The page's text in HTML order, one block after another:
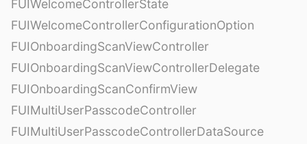
FUIWelcomeControllerState
FUIWelcomeControllerConfigurationOption
FUIOnboardingScanViewController
FUIOnboardingScanViewControllerDelegate
FUIOnboardingScanConfirmView
FUIMultiUserPasscodeController
FUIMultiUserPasscodeControllerDataSource